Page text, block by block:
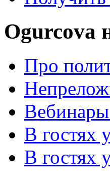
Ogurcova
Про
Вебинары
В гостях
В гостях